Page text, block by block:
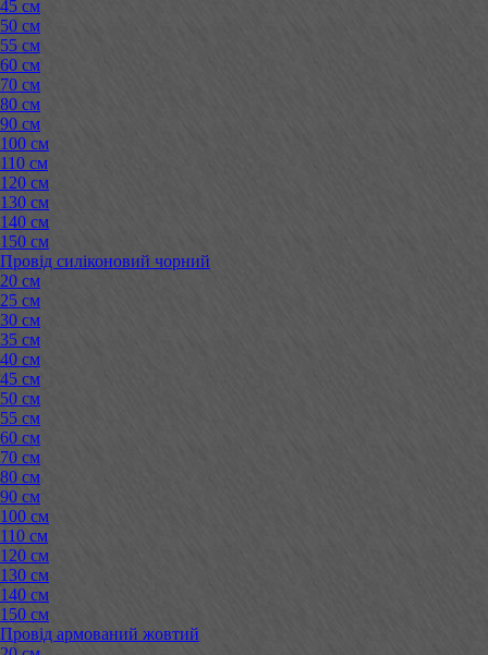
45 см
50 см
55 см
60 см
70 см
80 см
90 см
100 см
110 см
120 см
130 см
140 см
150 см
Провід силіконовий чорний
20 см
25 см
30 см
35 см
40 см
45 см
50 см
55 см
60 см
70 см
80 см
90 см
100 см
110 см
120 см
130 см
140 см
150 см
Провід армований жовтий